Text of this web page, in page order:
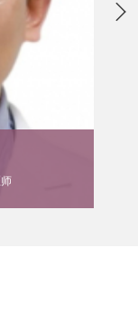
水平。
胃肠胰腺专科、
营养中心、疝与腹
）》编辑部、造口
腺癌、胃肠道间
弛缓症、肠系膜上
综合征、腹内外